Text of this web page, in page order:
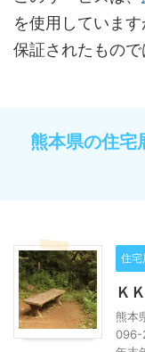
を使用していま
保証されたもので
熊本県の住宅
住宅
Ｋ
熊本
096-